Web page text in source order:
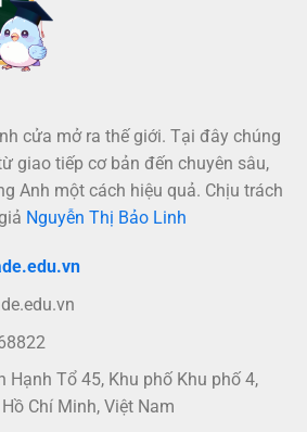
cửa mở ra thế giới. Tại đây chúng
giao tiếp cơ bản đến chuyên sâu,
Anh một cách hiệu quả. Chịu trách
Nguyễn Thị Bảo Linh
Tổ 45, Khu phố Khu phố 4,
Chí Minh, Việt Nam